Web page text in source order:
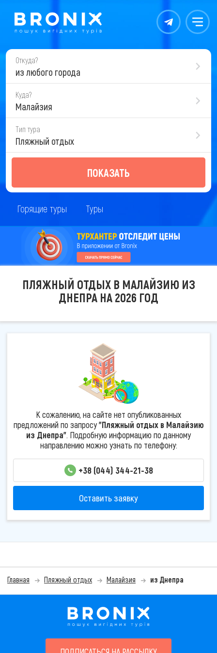
Контакты Меню
Откуда?
из любого города
Куда?
Малайзия
Тип тура
Пляжный отдых
ПОКАЗАТЬ
Горящие туры Туры
ПЛЯЖНЫЙ ОТДЫХ В МАЛАЙЗИЮ ИЗ
ДНЕПРА НА 2026 ГОД
К сожалению, на сайте нет опубликованных
предложений по запросу"Пляжный отдых в Малайзию
из Днепра". Подробную информацию по данному
направлению можно узнать по телефону:
+38 (044) 344-21-38
Оставить заявку
Главная Пляжный отдых Малайзия из Днепра